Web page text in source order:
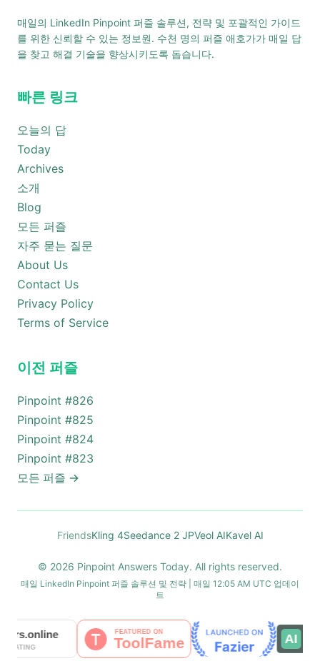
매일의 LinkedIn Pinpoint 퍼즐 솔루션, 전략 및 포괄적인 가이드
를 위한 신뢰할 수 있는 정보원. 수천 명의 퍼즐 애호가가 매일 답
을 찾고 해결 기술을 향상시키도록 돕습니다.
빠른 링크
오늘의 답
Today
Archives
소개
Blog
모든 퍼즐
자주 묻는 질문
About Us
Contact Us
Privacy Policy
Terms of Service
이전 퍼즐
Pinpoint #826
Pinpoint #825
Pinpoint #824
Pinpoint #823
모든 퍼즐 →
FriendsKling 4Seedance 2 JPVeol AIKavel AI
© 2026 Pinpoint Answers Today. All rights reserved.
매일 LinkedIn Pinpoint 퍼즐 솔루션 및 전략 | 매일 12:05 AM UTC 업데이
트